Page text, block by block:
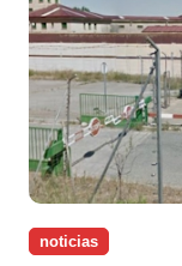
noticias